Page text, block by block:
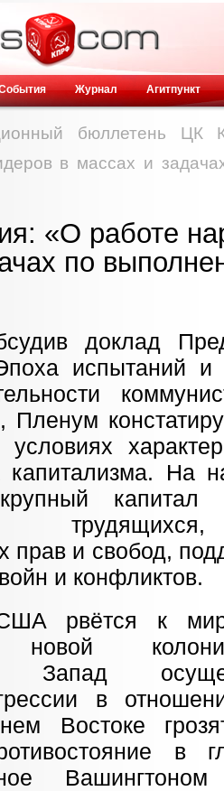
Журнал Агитпункт
бюллетень ЦК
в массах и
«О работе
по
доклад
испытаний
капитализма. На
капитал
прав и свобод,
и конфликтов.
рвётся к
новой
Запад
в
Востоке
в